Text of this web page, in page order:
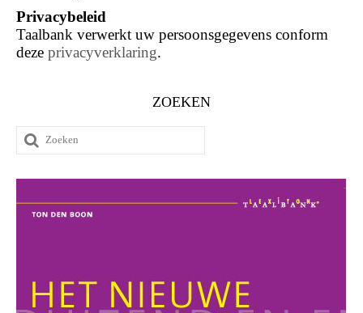
Privacybeleid
Taalbank verwerkt uw persoonsgegevens conform
deze privacyverklaring.
ZOEKEN
Zoeken
naar: